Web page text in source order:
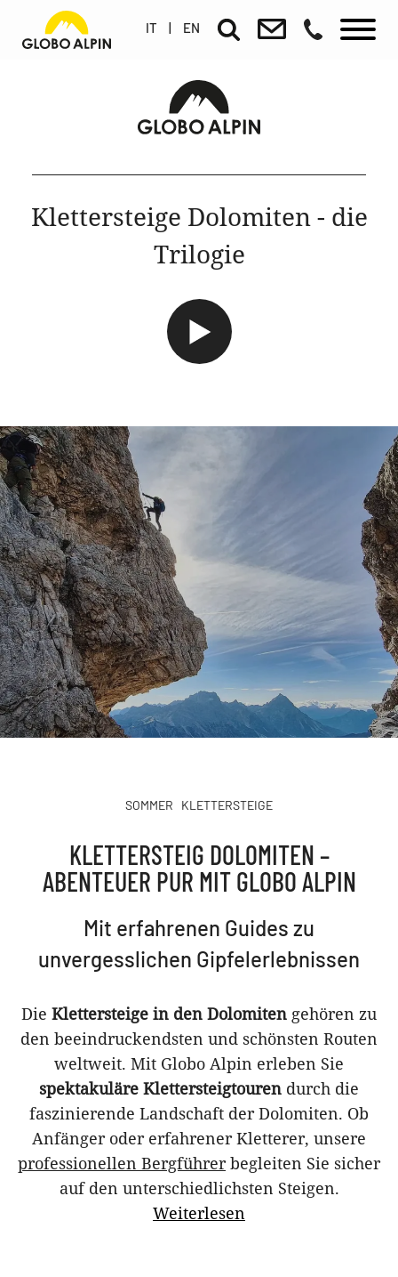
IT | EN
Klettersteige Dolomiten - die
Trilogie
SOMMER KLETTERSTEIGE
KLETTERSTEIG DOLOMITEN –
ABENTEUER PUR MIT GLOBO ALPIN
Mit erfahrenen Guides zu
unvergesslichen Gipfelerlebnissen
Die Klettersteige in den Dolomiten gehören zu
den beeindruckendsten und schönsten Routen
weltweit. Mit Globo Alpin erleben Sie
spektakuläre Klettersteigtouren durch die
faszinierende Landschaft der Dolomiten. Ob
Anfänger oder erfahrener Kletterer, unsere
professionellen Bergführerbegleiten Sie sicher
auf den unterschiedlichsten Steigen.
Weiterlesen